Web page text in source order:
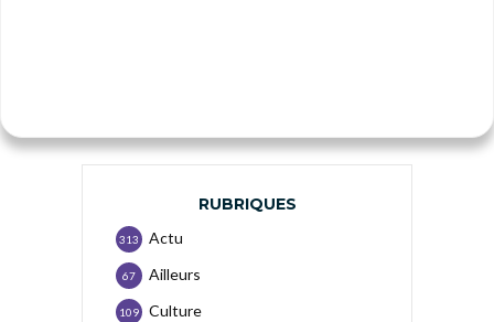
RUBRIQUES
Actu
313
Ailleurs
67
Culture
109